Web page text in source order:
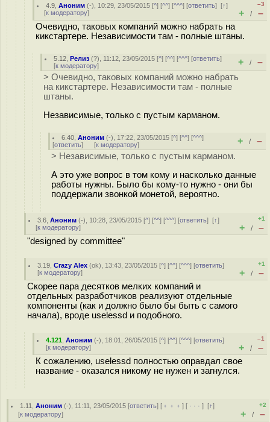
4.9 ,Аноним (-), 10:29, 23/05/2015 [^] [^^] [^^^] [ответить][↑]
[к модератору]
–3
+ / –
Очевидно, таковых компаний можно набрать на
кикстартере. Независимости там - полные штаны.
5.12 ,Релиз (?), 11:12, 23/05/2015 [^] [^^] [^^^] [ответить]
[к модератору] + / –
> Очевидно, таковых компаний можно набрать
на кикстартере. Независимости там - полные
штаны.
Независимые, только с пустым карманом.
6.40 ,Аноним (-), 17:22, 23/05/2015 [^] [^^] [^^^]
[ответить] [к модератору] + / –
> Независимые, только с пустым карманом.
А это уже вопрос в том кому и насколько данные
работы нужны. Было бы кому-то нужно - они бы
поддержали звонкой монетой, вероятно.
3.6 ,Аноним (-), 10:28, 23/05/2015 [^] [^^] [^^^] [ответить][↑]
[к модератору]
+1
+ / –
"designed by committee"
3.19 ,Crazy Alex (ok), 13:43, 23/05/2015 [^] [^^] [^^^] [ответить]
[к модератору]
+1
+ / –
Скорее пара десятков мелких компаний и
отдельных разработчиков реализуют отдельные
компоненты (как и должно было бы быть с самого
начала), вроде uselessd и подобного.
4.121 ,Аноним (-), 18:01, 26/05/2015 [^] [^^] [^^^] [ответить]
[к модератору]
–1
+ / –
К сожалению, uselessd полностью оправдал свое
название - оказался никому не нужен и загнулся.
1.11 ,Аноним (-), 11:11, 23/05/2015 [ответить] [ ﹢﹢﹢] [ · · ·][↑]
[к модератору]
+2
+ / –